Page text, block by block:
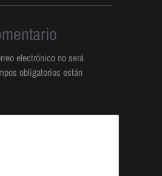
electrónico no será
obligatorios están